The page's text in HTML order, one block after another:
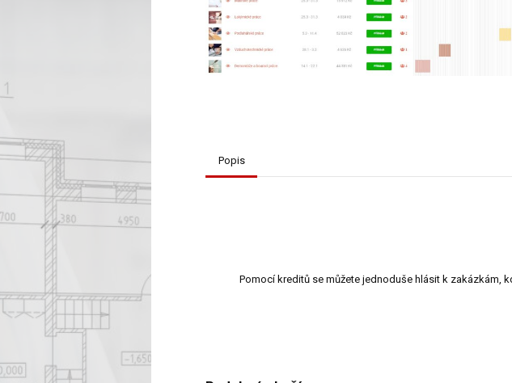
Popis
Pomocí kreditů se můžete jednoduše hlásit k zakázkám,